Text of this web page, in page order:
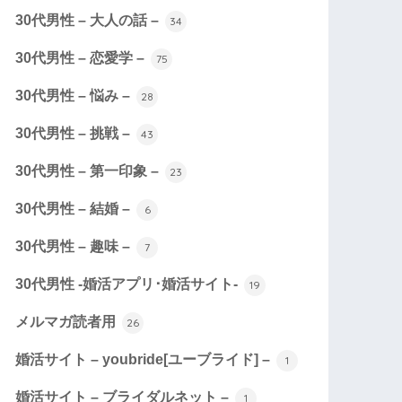
30代男性 – 大人の話 – 34
30代男性 – 恋愛学 – 75
30代男性 – 悩み – 28
30代男性 – 挑戦 – 43
30代男性 – 第一印象 – 23
30代男性 – 結婚 – 6
30代男性 – 趣味 – 7
30代男性 -婚活アプリ･婚活サイト- 19
メルマガ読者用 26
婚活サイト – youbride[ユーブライド] – 1
婚活サイト – ブライダルネット – 1